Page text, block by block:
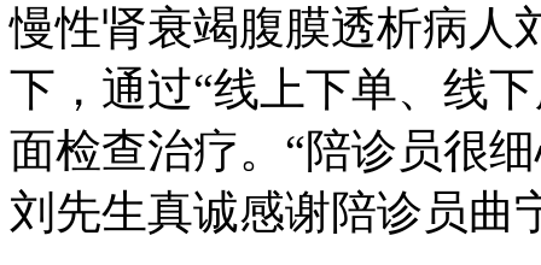
慢性肾衰竭腹膜透析病人
下，通过“线上下单、线
面检查治疗。“陪诊员很
刘先生真诚感谢陪诊员曲